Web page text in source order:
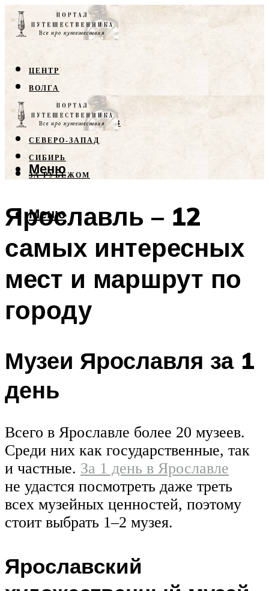
ЦЕНТР
ВОЛГА
КРЫМ
СЕВЕРНЫЙ КАВКАЗ
СЕВЕРО-ЗАПАД
СИБИРЬ
ЗА РУБЕЖОМ
Меню
Меню
Ярославль – 12
самых интересных
мест и маршрут по
городу
Музеи Ярославля за 1
день
Всего в Ярославле более 20 музеев.
Среди них как государственные, так
и частные. За 1 день в Ярославле
не удастся посмотреть даже треть
всех музейных ценностей, поэтому
стоит выбрать 1–2 музея.
Ярославский